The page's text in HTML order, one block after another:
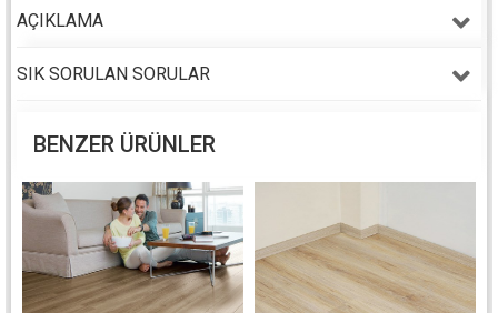
AÇIKLAMA
SIK SORULAN SORULAR
BENZER ÜRÜNLER